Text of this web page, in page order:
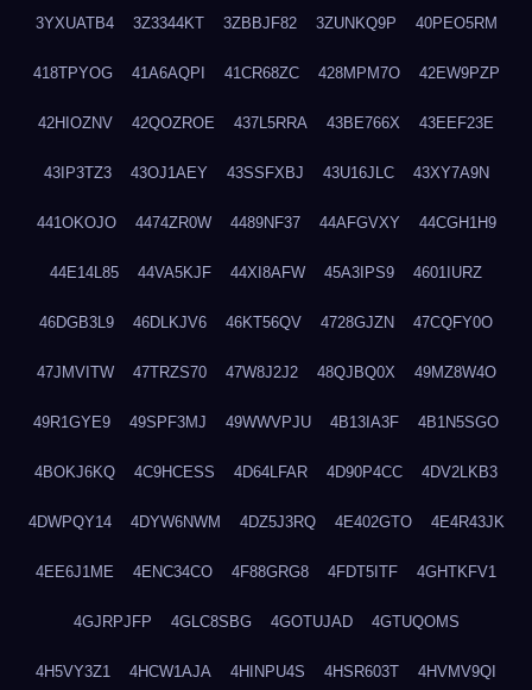
3YXUATB4 3Z3344KT 3ZBBJF82 3ZUNKQ9P 40PEO5RM
418TPYOG 41A6AQPI 41CR68ZC 428MPM7O 42EW9PZP
42HIOZNV 42QOZROE 437L5RRA 43BE766X 43EEF23E
43IP3TZ3 43OJ1AEY 43SSFXBJ 43U16JLC 43XY7A9N
441OKOJO 4474ZR0W 4489NF37 44AFGVXY 44CGH1H9
44E14L85 44VA5KJF 44XI8AFW 45A3IPS9 4601IURZ
46DGB3L9 46DLKJV6 46KT56QV 4728GJZN 47CQFY0O
47JMVITW 47TRZS70 47W8J2J2 48QJBQ0X 49MZ8W4O
49R1GYE9 49SPF3MJ 49WWVPJU 4B13IA3F 4B1N5SGO
4BOKJ6KQ 4C9HCESS 4D64LFAR 4D90P4CC 4DV2LKB3
4DWPQY14 4DYW6NWM 4DZ5J3RQ 4E402GTO 4E4R43JK
4EE6J1ME 4ENC34CO 4F88GRG8 4FDT5ITF 4GHTKFV1
4GJRPJFP 4GLC8SBG 4GOTUJAD 4GTUQOMS
4H5VY3Z1 4HCW1AJA 4HINPU4S 4HSR603T 4HVMV9QI